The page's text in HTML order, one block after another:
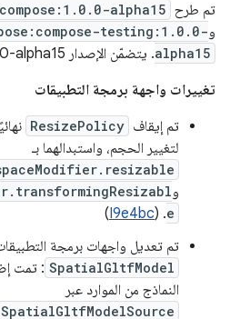
تم طرح alpha15
وtesting:1.0.0-
alpha15. يتضمّن الإصدار ‎1.0.0-alpha15
تغييرات واجهة برمجة التطبيقات
تم إيقاف ResizePolicy
لتغيير الحجم، واستبدالهما بـ
و
e
. (
I9e4bc
)
تم تعديل واجهات برمجة
SpatialGltfModel : تمت
النماذج من الموارد عبر
SpatialGltfModelSource